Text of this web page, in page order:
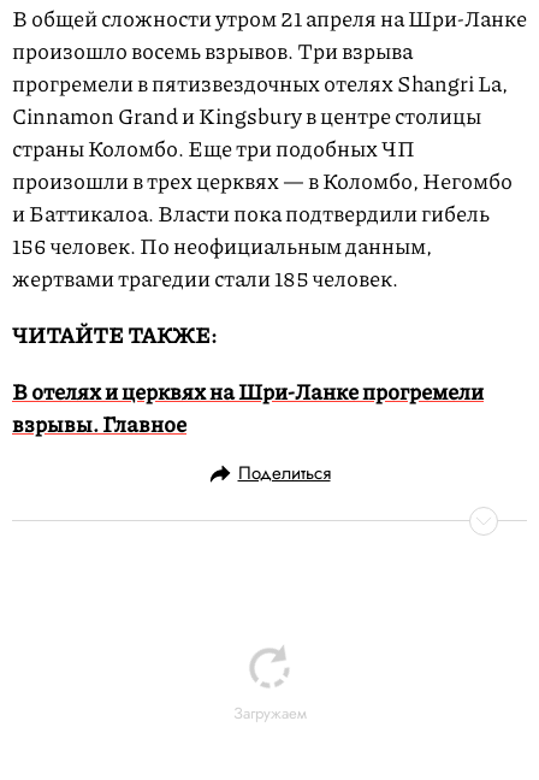
В общей сложности утром 21 апреля на Шри-Ланке
произошло восемь взрывов. Три взрыва
прогремели в пятизвездочных отелях Shangri La,
Cinnamon Grand и Kingsbury в центре столицы
страны Коломбо. Еще три подобных ЧП
произошли в трех церквях — в Коломбо, Негомбо
и Баттикалоа. Власти пока подтвердили гибель
156 человек. По неофициальным данным,
жертвами трагедии стали 185 человек.
ЧИТАЙТЕ ТАКЖЕ:
В отелях и церквях на Шри-Ланке прогремели
взрывы. Главное
Поделиться
Загружаем